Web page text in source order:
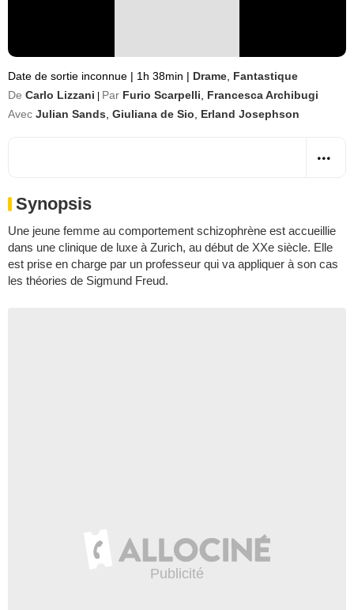
Date de sortie inconnue | 1h 38min | Drame Fantastique
De Carlo Lizzani Par Furio Scarpelli
Francesca Archibugi
Avec Julian Sands Giuliana de Sio Erland Josephson
Synopsis
Une jeune femme au comportement schizophrène est accueillie
dans une clinique de luxe à Zurich, au début de XXe siècle. Elle
est prise en charge par un professeur qui va appliquer à son cas
les théories de Sigmund Freud.